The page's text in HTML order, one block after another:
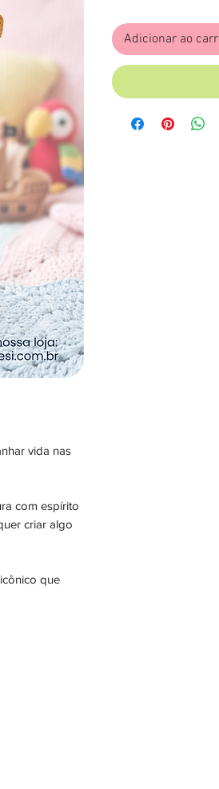
vida nas
com espírito
criar algo
que
Adicionar ao